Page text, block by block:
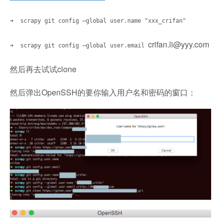
➜ scrapy git config –global user.name "xxx_crifan"
➜ scrapy git config –global user.email crifan.li@yyy.com
然后再去试试clone
然后弹出OpenSSH的要你输入用户名和密码的窗口：